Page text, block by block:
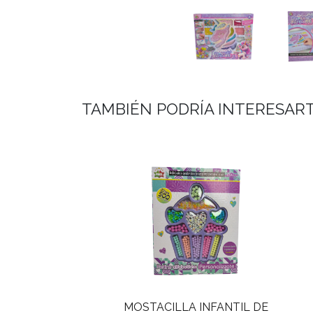
TAMBIÉN PODRÍA
MOSTACILLA INFANTIL DE